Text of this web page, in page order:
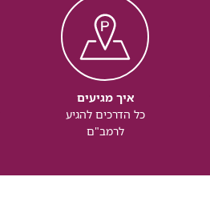
איך מגיעים
כל הדרכים להגיע
לרמב"ם